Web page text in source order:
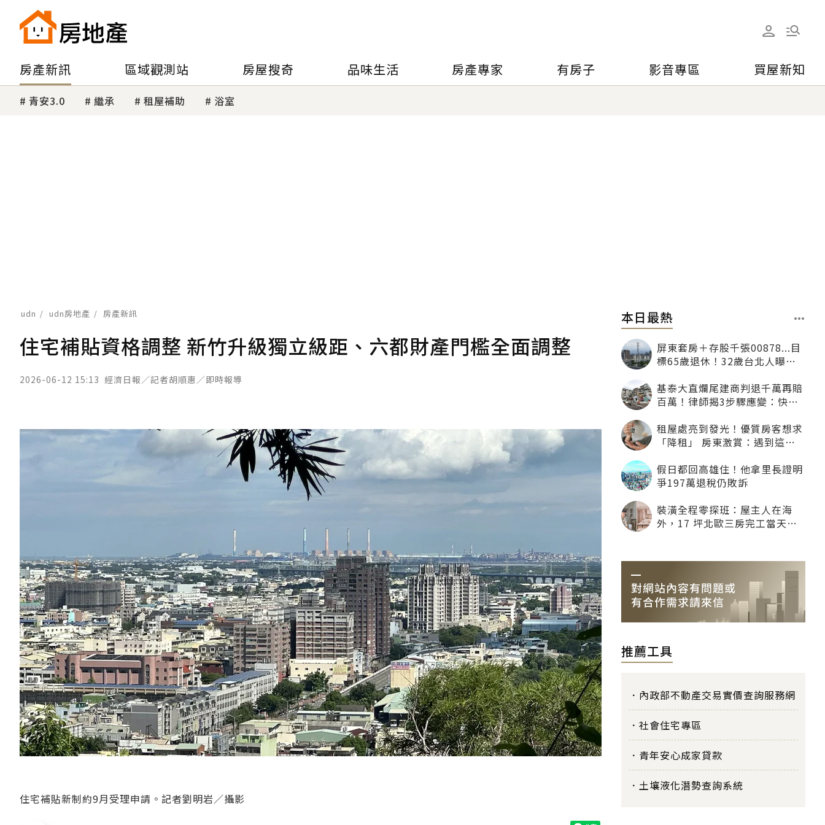
房產新訊 區域觀測站 房屋搜奇 品味生活 房產專家 有房子 影音專區 買屋新知
青安3.0 繼承 租屋補助 浴室
udn udn房地產 房產新訊
住宅補貼資格調整 新竹升級獨立級距、六都財產門檻全面調整
2026-06-12 15:13 經濟日報／記者胡順惠／即時報導
住宅補貼新制約9月受理申請。記者劉明岩／攝影
本日最熱
屏東套房＋存股千張00878...目
標65歲退休！32歲台北人曝：
基泰大直爛尾建商判退千萬再賠
百萬！律師揭3步驟應變：快通
租屋處亮到發光！優質房客想求
「降租」 房東激賞：遇到這種
假日都回高雄住！他拿里長證明
爭197萬退稅仍敗訴
裝潢全程零探班：屋主人在海
外，17 坪北歐三房完工當天才
推薦工具
內政部不動產交易實價查詢服務網
社會住宅專區
青年安心成家貸款
土壤液化潛勢查詢系統